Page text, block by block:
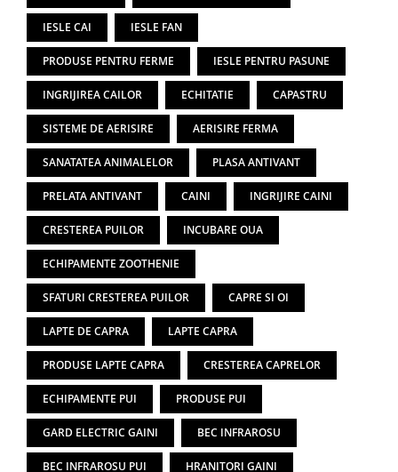
IESLE CAI IESLE FAN
PRODUSE PENTRU FERME IESLE PENTRU PASUNE
INGRIJIREA CAILOR ECHITATIE CAPASTRU
SISTEME DE AERISIRE AERISIRE FERMA
SANATATEA ANIMALELOR PLASA ANTIVANT
PRELATA ANTIVANT CAINI INGRIJIRE CAINI
CRESTEREA PUILOR INCUBARE OUA
ECHIPAMENTE ZOOTHENIE
SFATURI CRESTEREA PUILOR CAPRE SI OI
LAPTE DE CAPRA LAPTE CAPRA
PRODUSE LAPTE CAPRA CRESTEREA CAPRELOR
ECHIPAMENTE PUI PRODUSE PUI
GARD ELECTRIC GAINI BEC INFRAROSU
BEC INFRAROSU PUI HRANITORI GAINI